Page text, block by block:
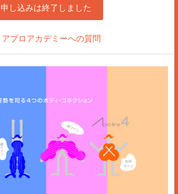
申し込みは終了しました
アプロアカデミーへの質問